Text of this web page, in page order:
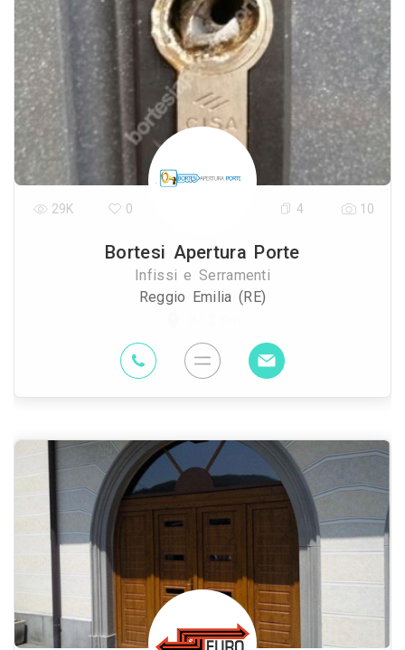
Bortesi Apertura Porte
Infissi e Serramenti
Reggio Emilia (RE)
29K 0 4 10